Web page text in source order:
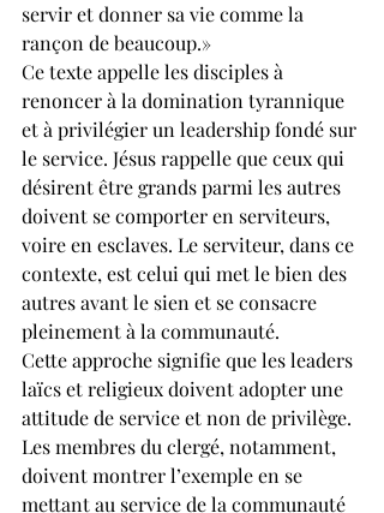
servir et donner sa vie comme la
rançon de beaucoup.»
Ce texte appelle les disciples à
renoncer à la domination tyrannique
et à privilégier un leadership fondé sur
le service. Jésus rappelle que ceux qui
désirent être grands parmi les autres
doivent se comporter en serviteurs,
voire en esclaves. Le serviteur, dans ce
contexte, est celui qui met le bien des
autres avant le sien et se consacre
pleinement à la communauté.
Cette approche signifie que les leaders
laïcs et religieux doivent adopter une
attitude de service et non de privilège.
Les membres du clergé, notamment,
doivent montrer l’exemple en se
mettant au service de la communauté